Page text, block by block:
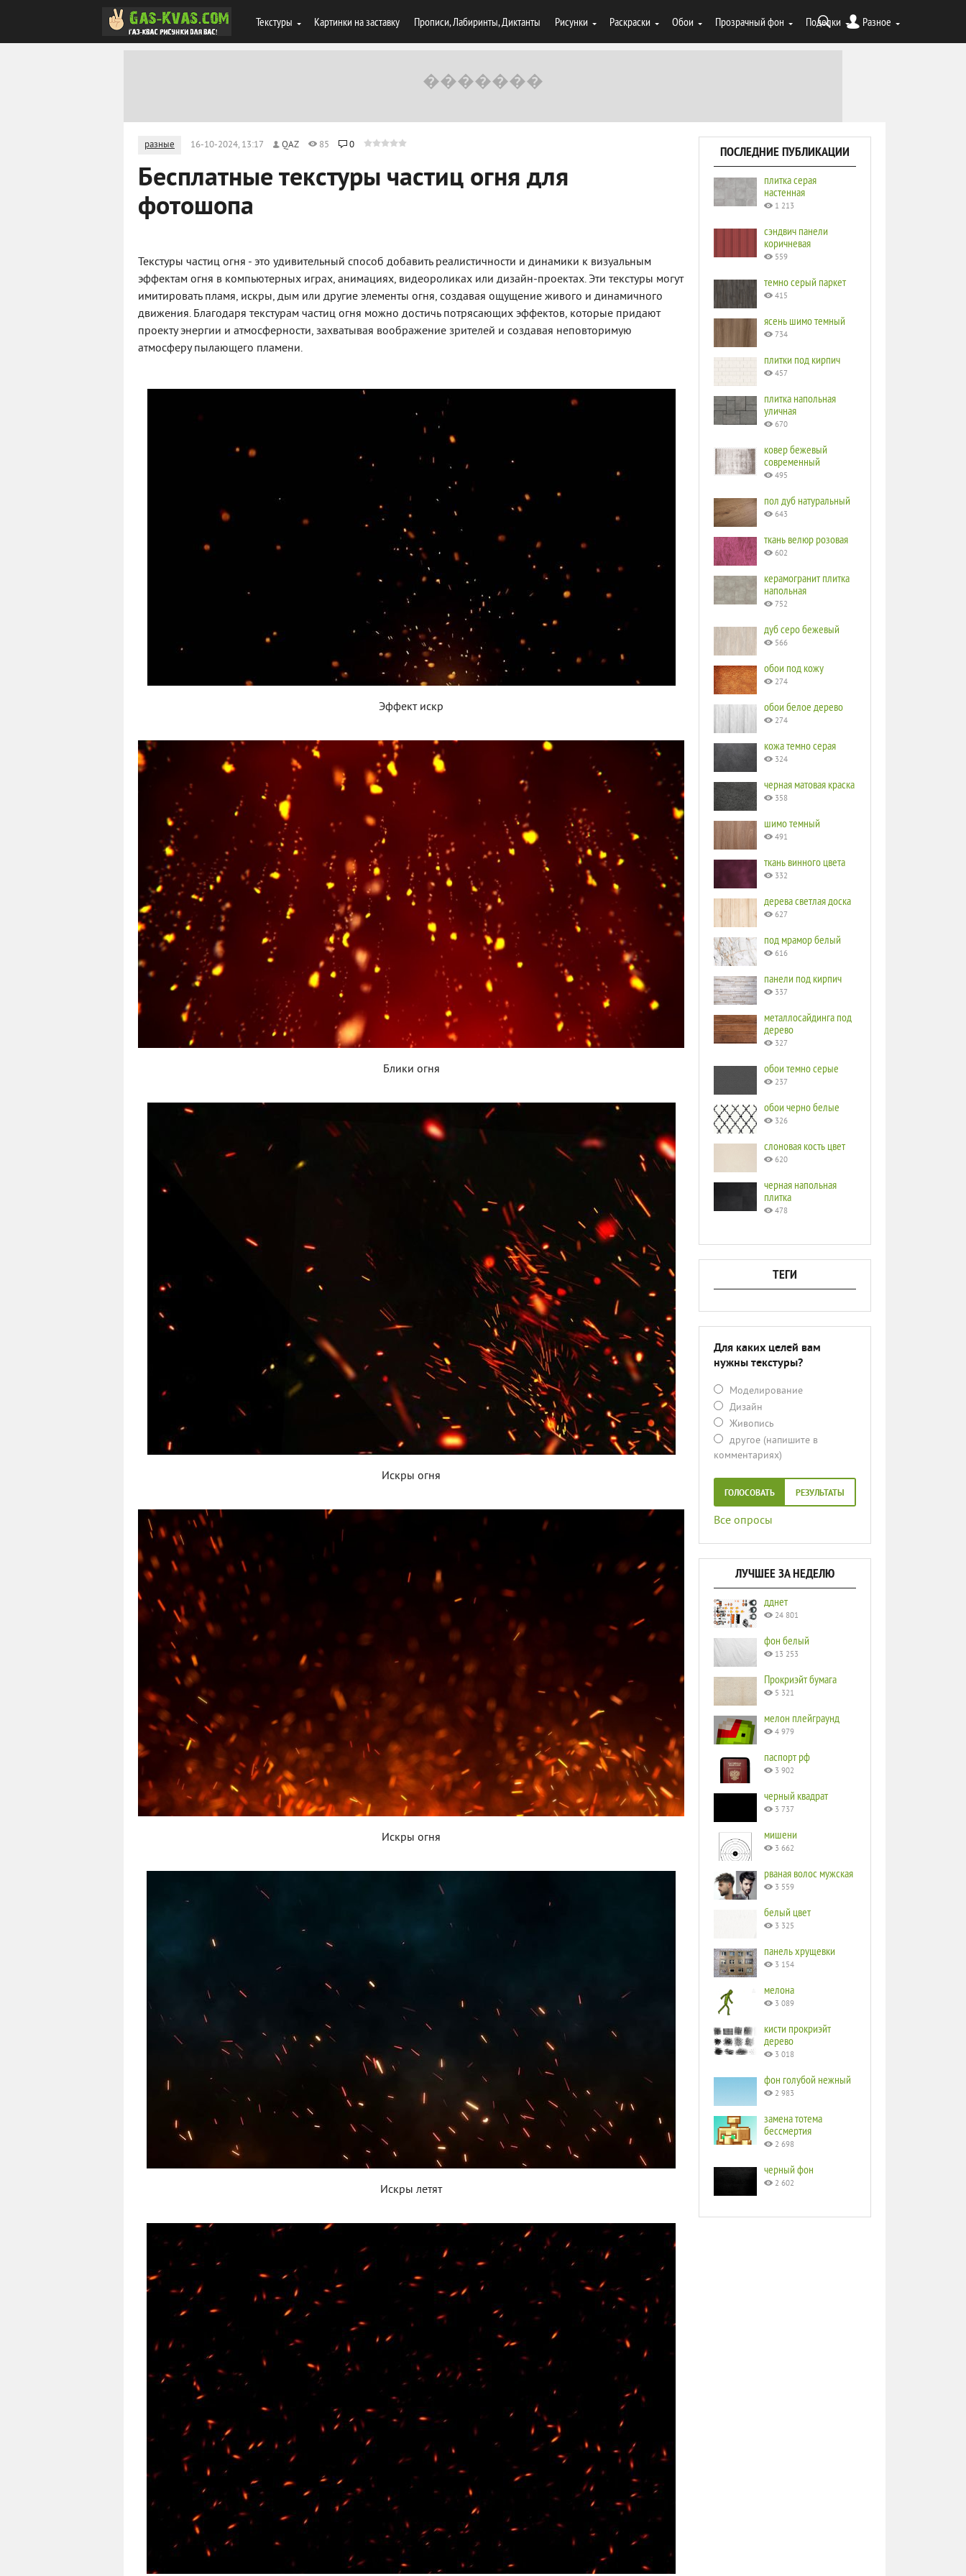
Текстуры Картинки на заставку Прописи, Лабиринты, Диктанты Рисунки Раскраски Обои Прозрачный фон Поделки Разное
разные 16-10-2024, 13:17 QAZ 85 0
Бесплатные текстуры частиц огня для
фотошопа
Текстуры частиц огня - это удивительный способ добавить реалистичности и динамики к визуальным
эффектам огня в компьютерных играх, анимациях, видеороликах или дизайн-проектах. Эти текстуры могут
имитировать пламя, искры, дым или другие элементы огня, создавая ощущение живого и динамичного
движения. Благодаря текстурам частиц огня можно достичь потрясающих эффектов, которые придают
проекту энергии и атмосферности, захватывая воображение зрителей и создавая неповторимую
атмосферу пылающего пламени.
Эффект искр
Блики огня
Искры огня
Искры огня
Искры летят
ПОСЛЕДНИЕ ПУБЛИКАЦИИ
плитка серая
настенная
1 213
сэндвич панели
коричневая
559
темно серый паркет
415
ясень шимо темный
734
плитки под кирпич
457
плитка напольная
уличная
670
ковер бежевый
современный
495
пол дуб натуральный
643
ткань велюр розовая
602
керамогранит плитка
напольная
752
дуб серо бежевый
566
обои под кожу
274
обои белое дерево
274
кожа темно серая
324
черная матовая краска
358
шимо темный
491
ткань винного цвета
332
дерева светлая доска
627
под мрамор белый
616
панели под кирпич
337
металлосайдинга под
дерево
327
обои темно серые
237
обои черно белые
326
слоновая кость цвет
620
черная напольная
плитка
478
ТЕГИ
Для каких целей вам
нужны текстуры?
Моделирование
Дизайн
Живопись
другое (напишите в
комментариях)
ГОЛОСОВАТЬ РЕЗУЛЬТАТЫ
Все опросы
ЛУЧШЕЕ ЗА НЕДЕЛЮ
дднет
24 801
фон белый
13 253
Прокриэйт бумага
5 321
мелон плейграунд
4 979
паспорт рф
3 902
черный квадрат
3 737
мишени
3 662
рваная волос мужская
3 559
белый цвет
3 325
панель хрущевки
3 154
мелона
3 089
кисти прокриэйт
дерево
3 018
фон голубой нежный
2 983
замена тотема
бессмертия
2 698
черный фон
2 602